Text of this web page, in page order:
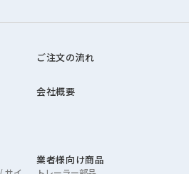
ご注文の流れ
会社概要
業者様向け商品